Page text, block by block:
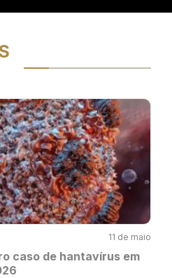
11 de maio
caso de hantavírus em